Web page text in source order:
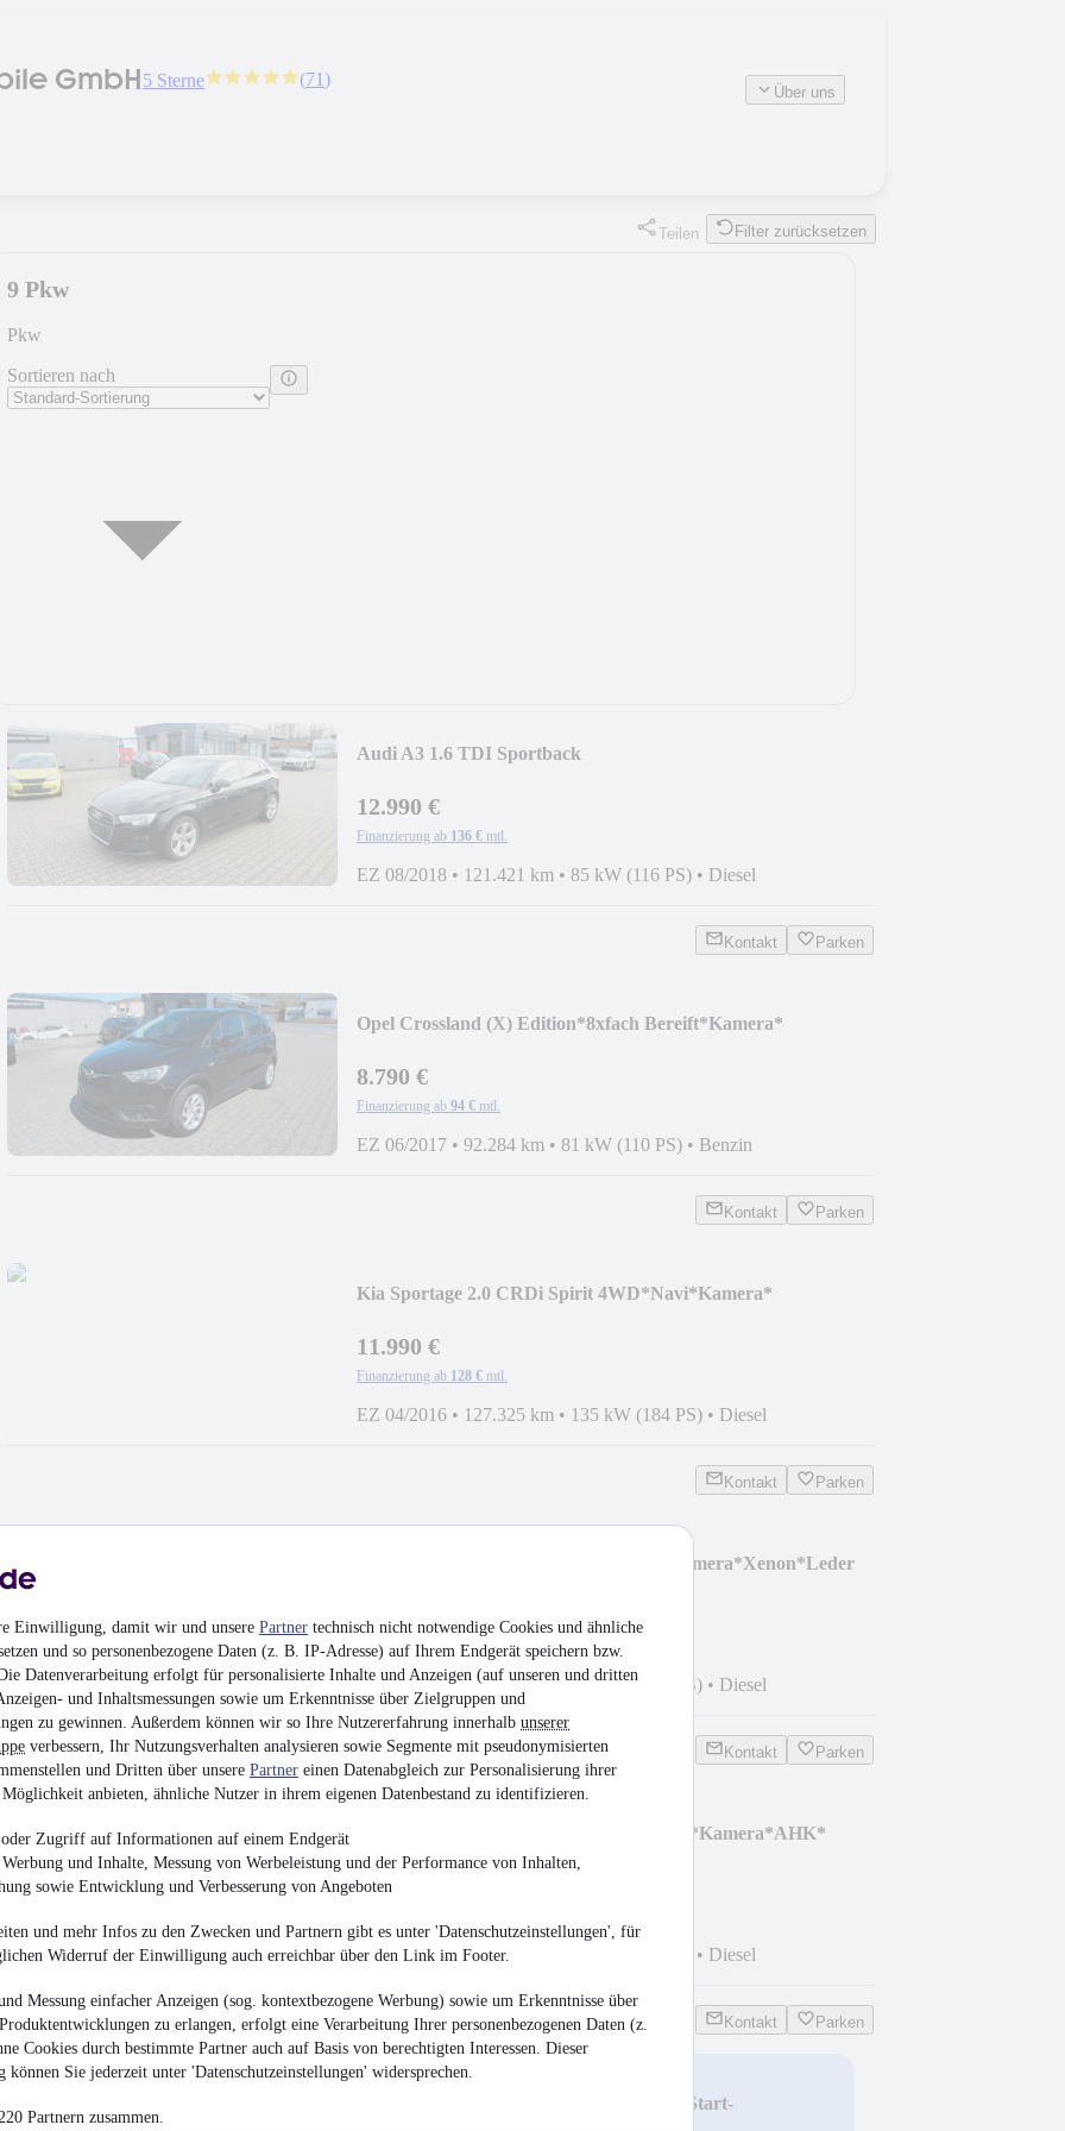
Einwilligung, damit wir und unsere Partner technisch nicht notwendige Cookies und ähnliche
und so personenbezogene Daten (z. B. IP-Adresse) auf Ihrem Endgerät speichern bzw.
Datenverarbeitung erfolgt für personalisierte Inhalte und Anzeigen (auf unseren und dritten
und Inhaltsmessungen sowie um Erkenntnisse über Zielgruppen und
zu gewinnen. Außerdem können wir so Ihre Nutzererfahrung innerhalb unserer
verbessern, Ihr Nutzungsverhalten analysieren sowie Segmente mit pseudonymisierten
und Dritten über unsere Partner einen Datenabgleich zur Personalisierung ihrer
anbieten, ähnliche Nutzer in ihrem eigenen Datenbestand zu identifizieren.
Zugriff auf Informationen auf einem Endgerät
und Inhalte, Messung von Werbeleistung und der Performance von Inhalten,
sowie Entwicklung und Verbesserung von Angeboten
und mehr Infos zu den Zwecken und Partnern gibt es unter 'Datenschutzeinstellungen', für
Widerruf der Einwilligung auch erreichbar über den Link im Footer.
Messung einfacher Anzeigen (sog. kontextbezogene Werbung) sowie um Erkenntnisse über
zu erlangen, erfolgt eine Verarbeitung Ihrer personenbezogenen Daten (z.
Cookies durch bestimmte Partner auch auf Basis von berechtigten Interessen. Dieser
können Sie jederzeit unter 'Datenschutzeinstellungen' widersprechen.
Partnern zusammen.
GmbH5 Sterne (71)
Über uns
Teilen Filter zurücksetzen
9 Pkw
Pkw
Sortieren nach
Audi A3 1.6 TDI Sportback
12.990 €
Finanzierung ab 136 € mtl.
EZ 08/2018 • 121.421 km • 85 kW (116 PS) • Diesel
Kontakt Parken
Opel Crossland (X) Edition*8xfach Bereift*Kamera*
8.790 €
Finanzierung ab 94 € mtl.
EZ 06/2017 • 92.284 km • 81 kW (110 PS) • Benzin
Kontakt Parken
Kia Sportage 2.0 CRDi Spirit 4WD*Navi*Kamera*
11.990 €
Finanzierung ab 128 € mtl.
EZ 04/2016 • 127.325 km • 135 kW (184 PS) • Diesel
Kontakt Parken
Audi SQ5 3.0 TDI plus quattro*Pano*Kamera*Xenon*Leder
20.990 €
Finanzierung ab 223 € mtl.
EZ 04/2017•172.615 km•250 kW (340 PS) • Diesel
Kontakt Parken
Ford Kuga 2.0 EcoBlue Hybrid Titanium*Kamera*AHK*
16.900 €
EZ 04/2021•75.725 km • Diesel
Kontakt Parken
Volkswagen Scirocco 2.0 TSI GTS BMT/Start-